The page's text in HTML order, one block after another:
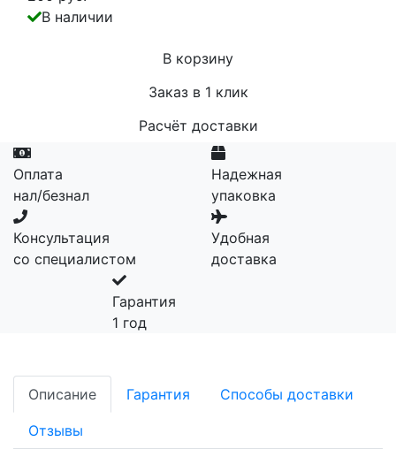
В наличии
В корзину
Заказ в 1 клик
Расчёт доставки
Оплата
нал/безнал
Надежная
упаковка
Консультация
со специалистом
Удобная
доставка
Гарантия
1 год
Описание Гарантия Способы доставки
Отзывы